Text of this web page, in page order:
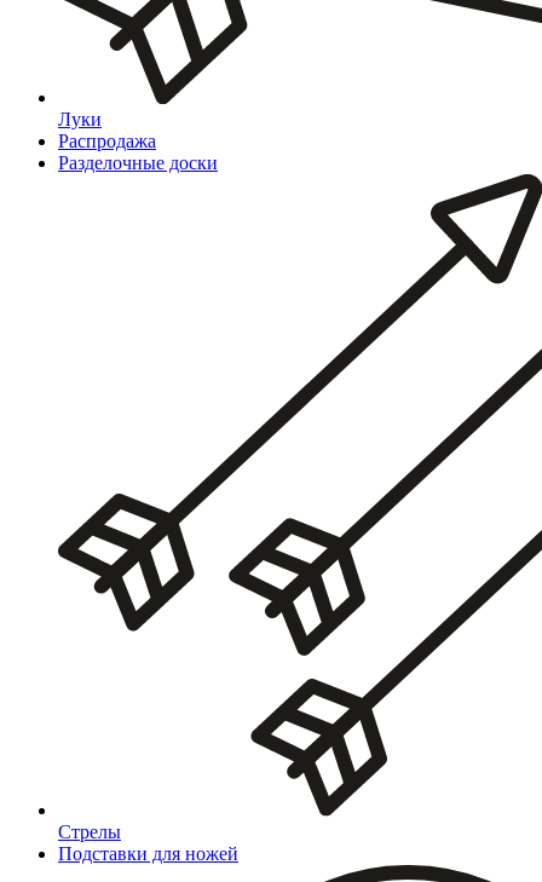
Луки
Распродажа
Разделочные доски
Стрелы
Подставки для ножей